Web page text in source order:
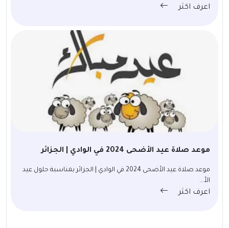
اعرف اكثر
موعد صلاة عيد الأضحى 2024 في الوادي | الجزائر
موعد صلاة عيد الأضحى 2024 في الوادي | الجزائر بمناسبة حلول عيد
الأ...
اعرف اكثر